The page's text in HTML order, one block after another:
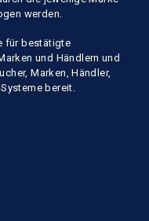
werden.
für bestätigte
und Händlern und
Marken, Händler,
bereit.